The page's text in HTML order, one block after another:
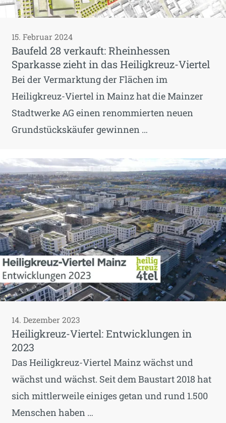
15. Februar 2024
Baufeld 28 verkauft: Rheinhessen
Sparkasse zieht in das Heiligkreuz-Viertel
Bei der Vermarktung der Flächen im
Heiligkreuz-Viertel in Mainz hat die Mainzer
Stadtwerke AG einen renommierten neuen
Grundstückskäufer gewinnen …
14. Dezember 2023
Heiligkreuz-Viertel: Entwicklungen in
2023
Das Heiligkreuz-Viertel Mainz wächst und
wächst und wächst. Seit dem Baustart 2018 hat
sich mittlerweile einiges getan und rund 1.500
Menschen haben …